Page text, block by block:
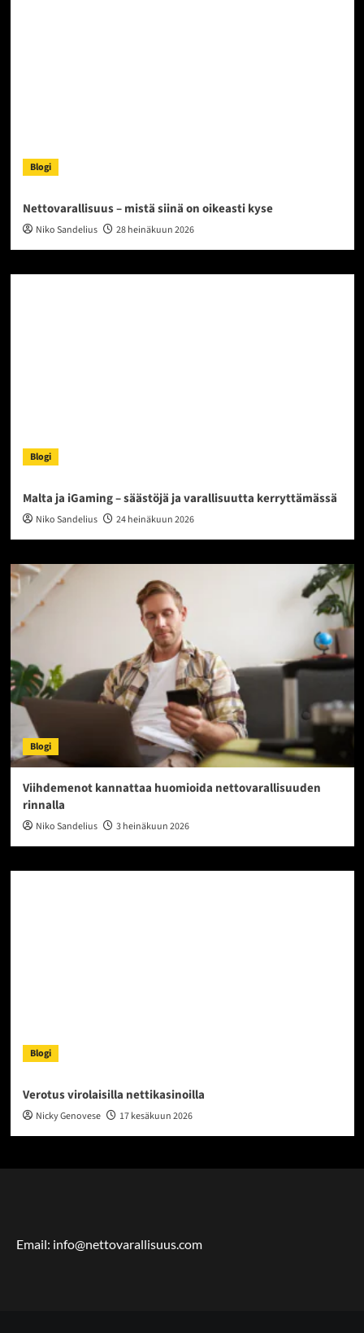
Blogi
Nettovarallisuus – mistä siinä on oikeasti kyse
Niko Sandelius 28 heinäkuun 2026
Blogi
Malta ja iGaming – säästöjä ja varallisuutta kerryttämässä
Niko Sandelius 24 heinäkuun 2026
Blogi
Viihdemenot kannattaa huomioida nettovarallisuuden
rinnalla
Niko Sandelius 3 heinäkuun 2026
Blogi
Verotus virolaisilla nettikasinoilla
Nicky Genovese 17 kesäkuun 2026
Email: info@nettovarallisuus.com